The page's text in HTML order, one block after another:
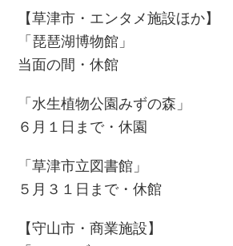
【草津市・エンタメ施設ほか】
「琵琶湖博物館」
当面の間・休館
「水生植物公園みずの森」
６月１日まで・休園
「草津市立図書館」
５月３１日まで・休館
【守山市・商業施設】